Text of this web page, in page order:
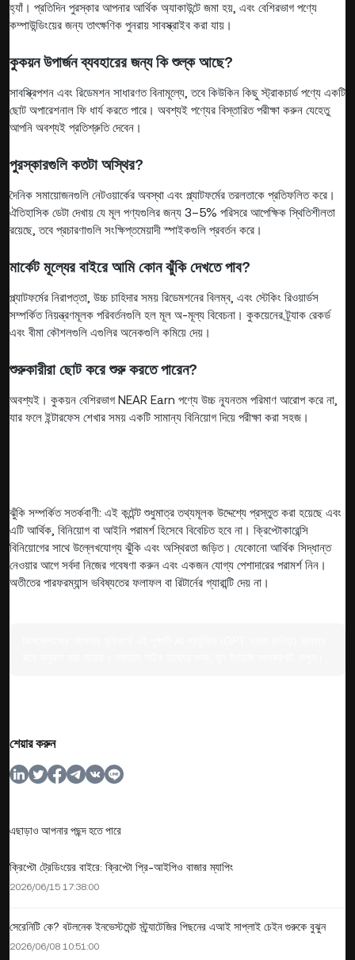
হ্যাঁ। প্রতিদিন পুরস্কার আপনার আর্থিক অ্যাকাউন্টে জমা হয়, এবং বেশিরভাগ পণ্যে
কম্পাউন্ডিংয়ের জন্য তাৎক্ষণিক পুনরায় সাবস্ক্রাইব করা যায়।
কুকয়ন উপার্জন ব্যবহারের জন্য কি শুল্ক আছে?
সাবস্ক্রিপশন এবং রিডেমশন সাধারণত বিনামূল্যে, তবে কিউকিন কিছু স্ট্রাকচার্ড পণ্যে একটি
ছোট অপারেশনাল ফি ধার্য করতে পারে। অবশ্যই পণ্যের বিস্তারিত পরীক্ষা করুন যেহেতু
আপনি অবশ্যই প্রতিশ্রুতি দেবেন।
পুরস্কারগুলি কতটা অস্থির?
দৈনিক সমায়োজনগুলি নেটওয়ার্কের অবস্থা এবং প্ল্যাটফর্মের তরলতাকে প্রতিফলিত করে।
ঐতিহাসিক ডেটা দেখায় যে মূল পণ্যগুলির জন্য 3–5% পরিসরে আপেক্ষিক স্থিতিশীলতা
রয়েছে, তবে প্রচারণাগুলি সংক্ষিপ্তমেয়াদী স্পাইকগুলি প্রবর্তন করে।
মার্কেট মূল্যের বাইরে আমি কোন ঝুঁকি দেখতে পাব?
প্ল্যাটফর্মের নিরাপত্তা, উচ্চ চাহিদার সময় রিডেমশনের বিলম্ব, এবং স্টেকিং রিওয়ার্ডস
সম্পর্কিত নিয়ন্ত্রণমূলক পরিবর্তনগুলি হল মূল অ-মূল্য বিবেচনা। কুকয়েনের ট্র্যাক রেকর্ড
এবং বীমা কৌশলগুলি এগুলির অনেকগুলি কমিয়ে দেয়।
শুরুকারীরা ছোট করে শুরু করতে পারেন?
অবশ্যই। কুকয়ন বেশিরভাগ NEAR Earn পণ্যে উচ্চ ন্যূনতম পরিমাণ আরোপ করে না,
যার ফলে ইন্টারফেস শেখার সময় একটি সামান্য বিনিয়োগ দিয়ে পরীক্ষা করা সহজ।
ঝুঁকি সম্পর্কিত সতর্কবাণী: এই কন্টেন্ট শুধুমাত্র তথ্যমূলক উদ্দেশ্যে প্রস্তুত করা হয়েছে এবং
এটি আর্থিক, বিনিয়োগ বা আইনি পরামর্শ হিসেবে বিবেচিত হবে না। ক্রিপ্টোকারেন্সি
বিনিয়োগের সাথে উল্লেখযোগ্য ঝুঁকি এবং অস্থিরতা জড়িত। যেকোনো আর্থিক সিদ্ধান্ত
নেওয়ার আগে সর্বদা নিজের গবেষণা করুন এবং একজন যোগ্য পেশাদারের পরামর্শ নিন।
অতীতের পারফরম্যান্স ভবিষ্যতের ফলাফল বা রিটার্নের গ্যারান্টি দেয় না।
শেয়ার করুন
এছাড়াও আপনার পছন্দ হতে পারে
ক্রিপ্টো ট্রেডিংয়ের বাইরে: ক্রিপ্টো প্রি-আইপিও বাজার ম্যাপিং
2026/06/15 17:38:00
সেরেনিটি কে? বটলনেক ইনভেস্টমেন্ট স্ট্র্যাটেজির পিছনের এআই সাপ্লাই চেইন গুরুকে বুঝুন
2026/06/08 10:51:00